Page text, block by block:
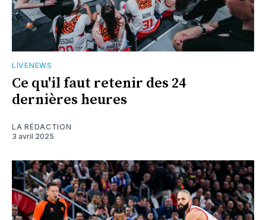
LIVENEWS
Ce qu'il faut retenir des 24
dernières heures
LA RÉDACTION
3 avril 2025